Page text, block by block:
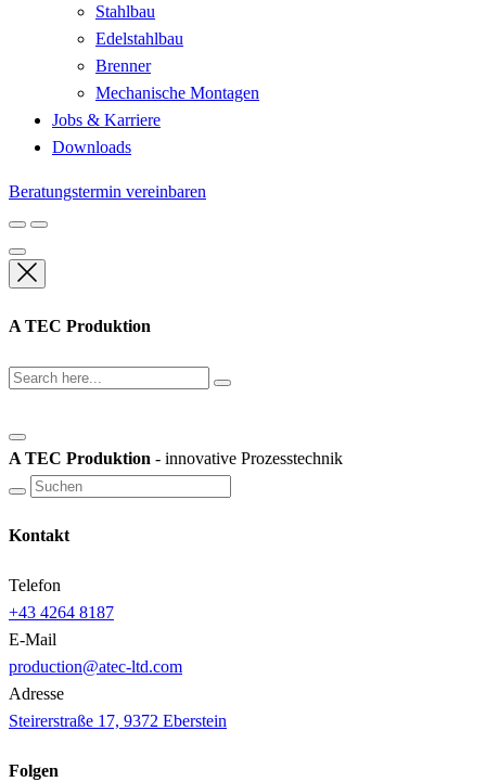
Stahlbau
Edelstahlbau
Brenner
Mechanische Montagen
Jobs & Karriere
Downloads
Beratungstermin vereinbaren
A TEC Produktion
A TEC Produktion - innovative Prozesstechnik
Kontakt
Telefon
+43 4264 8187
E-Mail
production@atec-ltd.com
Adresse
Steirerstraße 17, 9372 Eberstein
Folgen